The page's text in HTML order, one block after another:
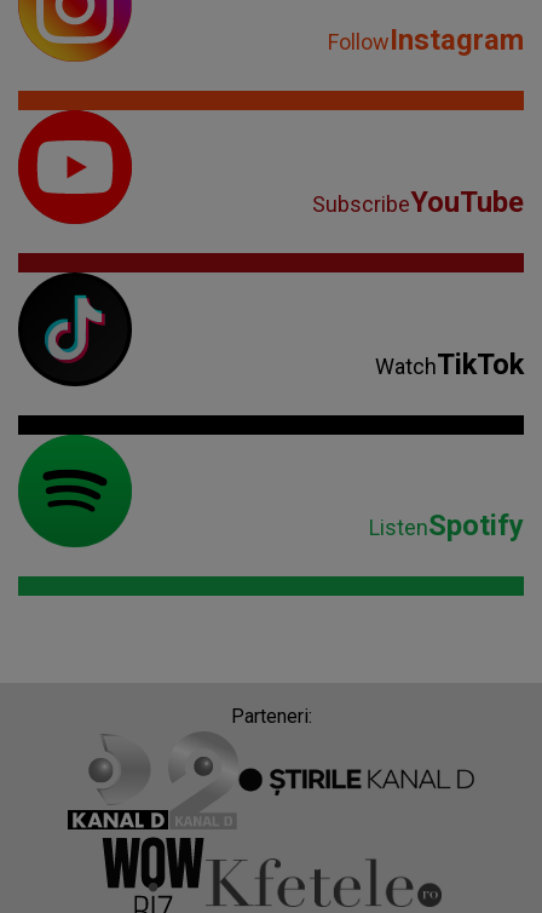
FollowInstagram
SubscribeYouTube
WatchTikTok
ListenSpotify
Parteneri: